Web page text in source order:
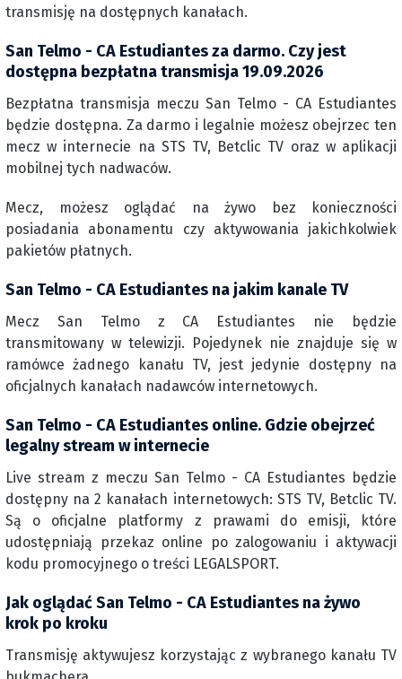
transmisję na dostępnych kanałach.
San Telmo - CA Estudiantes za darmo. Czy jest
dostępna bezpłatna transmisja 19.09.2026
Bezpłatna transmisja meczu San Telmo - CA Estudiantes
będzie dostępna. Za darmo i legalnie możesz obejrzec ten
mecz w internecie na STS TV, Betclic TV oraz w aplikacji
mobilnej tych nadwaców.
Mecz, możesz oglądać na żywo bez konieczności
posiadania abonamentu czy aktywowania jakichkolwiek
pakietów płatnych.
San Telmo - CA Estudiantes na jakim kanale TV
Mecz San Telmo z CA Estudiantes nie będzie
transmitowany w telewizji. Pojedynek nie znajduje się w
ramówce żadnego kanału TV, jest jedynie dostępny na
oficjalnych kanałach nadawców internetowych.
San Telmo - CA Estudiantes online. Gdzie obejrzeć
legalny stream w internecie
Live stream z meczu San Telmo - CA Estudiantes będzie
dostępny na 2 kanałach internetowych: STS TV, Betclic TV.
Są o oficjalne platformy z prawami do emisji, które
udostępniają przekaz online po zalogowaniu i aktywacji
kodu promocyjnego o treści LEGALSPORT.
Jak oglądać San Telmo - CA Estudiantes na żywo
krok po kroku
Transmisję aktywujesz korzystając z wybranego kanału TV